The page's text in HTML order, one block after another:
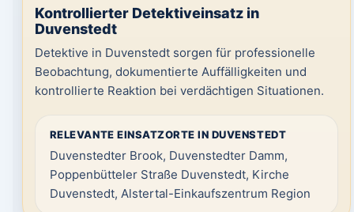
Kontrollierter Detektiveinsatz in
Duvenstedt
Detektive in Duvenstedt sorgen für professionelle
Beobachtung, dokumentierte Auffälligkeiten und
kontrollierte Reaktion bei verdächtigen Situationen.
RELEVANTE EINSATZORTE IN DUVENSTEDT
Duvenstedter Brook, Duvenstedter Damm,
Poppenbütteler Straße Duvenstedt, Kirche
Duvenstedt, Alstertal-Einkaufszentrum Region